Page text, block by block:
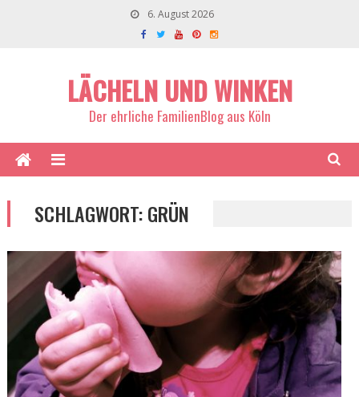
6. August 2026
LÄCHELN UND WINKEN
Der ehrliche FamilienBlog aus Köln
SCHLAGWORT:GRÜN